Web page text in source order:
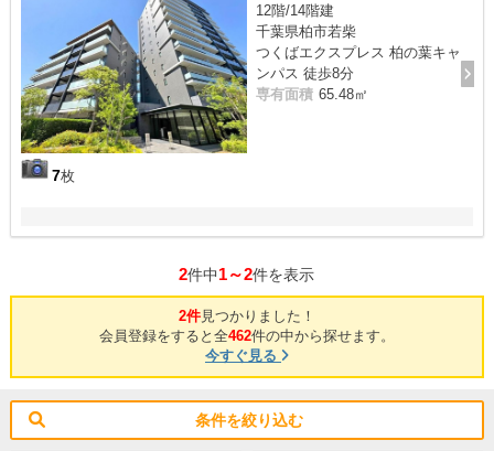
7枚
12階/14階建
千葉県柏市若柴
つくばエクスプレス 柏の葉キャ
ンパス 徒歩8分
専有面積 65.48㎡
2件中1～2件を表示
2件見つかりました！
会員登録をすると全462件の中から探せます。
今すぐ見る
条件を絞り込む